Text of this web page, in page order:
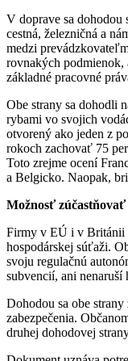
V doprave sa dohodou
cestná, železničná a
medzi
rovnakých podmienok,
základné pracovné
Obe strany sa dohodli
rybami vo svojich
otvorený ako jeden z
rokoch zachovať 75
Toto zrejme ocení
a Belgicko. Naopak,
Možnosť
Firmy v EÚ i v Británii
hospodárskej súťaži.
svoju regulačnú
subvencií, ani nenaruší
Dohodou sa obe
zabezpečenia.
druhej dohodovej